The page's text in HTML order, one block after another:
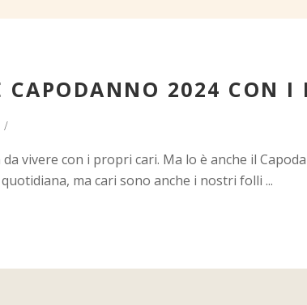
CAPODANNO 2024 CON I
vivere con i propri cari. Ma lo è anche il
ma cari sono anche i nostri folli